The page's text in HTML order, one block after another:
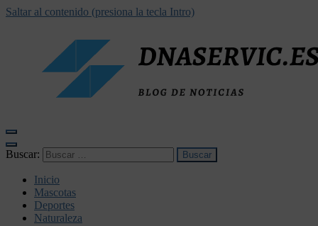
Saltar al contenido (presiona la tecla Intro)
Buscar:
Inicio
Mascotas
Deportes
Naturaleza